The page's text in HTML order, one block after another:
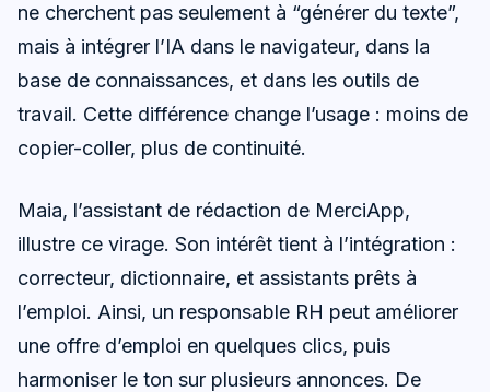
ne cherchent pas seulement à “générer du texte”,
mais à intégrer l’IA dans le navigateur, dans la
base de connaissances, et dans les outils de
travail. Cette différence change l’usage : moins de
copier-coller, plus de continuité.
Maia, l’assistant de rédaction de MerciApp,
illustre ce virage. Son intérêt tient à l’intégration :
correcteur, dictionnaire, et assistants prêts à
l’emploi. Ainsi, un responsable RH peut améliorer
une offre d’emploi en quelques clics, puis
harmoniser le ton sur plusieurs annonces. De